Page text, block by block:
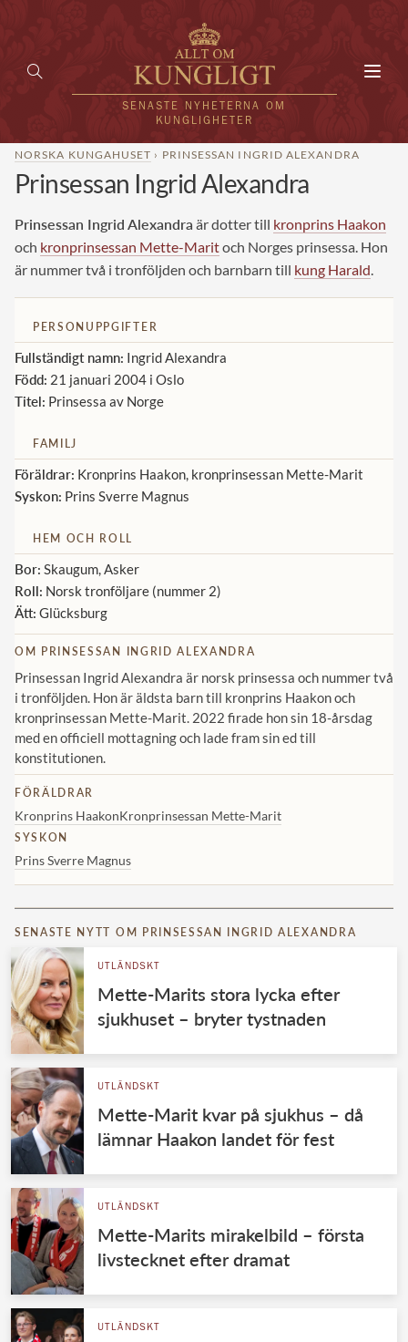
SENASTE NYHETERNA OM
KUNGLIGHETER
HEM
KUNGAFAMILJEN
UTLÄNDSKT
VÄRLDENS KUNGAHUS
Svenska kungahuset
Brittiska kungahuset
Danska kungahuset
Spanska kungahuset
Jordanska kungahuset
Thailändska kungahuset
Marockanska kungahuset
NORSKA KUNGAHUSET › PRINSESSAN INGRID ALEXANDRA
Prinsessan Ingrid Alexandra
Prinsessan Ingrid Alexandra är dotter till kronprins Haakon
och kronprinsessan Mette-Maritoch Norges prinsessa. Hon
är nummer två i tronföljden och barnbarn till kung Harald
PERSONUPPGIFTER
Fullständigt namn: Ingrid Alexandra
Född: 21 januari 2004 i Oslo
Titel: Prinsessa av Norge
FAMILJ
Föräldrar: Kronprins Haakon, kronprinsessan Mette-Marit
Syskon: Prins Sverre Magnus
HEM OCH ROLL
Bor: Skaugum, Asker
Roll: Norsk tronföljare (nummer 2)
Ätt: Glücksburg
OM PRINSESSAN INGRID ALEXANDRA
Prinsessan Ingrid Alexandra är norsk prinsessa och nummer två
i tronföljden. Hon är äldsta barn till kronprins Haakon och
kronprinsessan Mette-Marit. 2022 firade hon sin 18-årsdag
med en officiell mottagning och lade fram sin ed till
konstitutionen.
FÖRÄLDRAR
Kronprins HaakonKronprinsessan Mette-Marit
SYSKON
Prins Sverre Magnus
SENASTE NYTT OM PRINSESSAN INGRID ALEXANDRA
UTLÄNDSKT
Mette-Marits stora lycka efter
sjukhuset – bryter tystnaden
UTLÄNDSKT
Mette-Marit kvar på sjukhus – då
lämnar Haakon landet för fest
UTLÄNDSKT
Mette-Marits mirakelbild – första
livstecknet efter dramat
UTLÄNDSKT